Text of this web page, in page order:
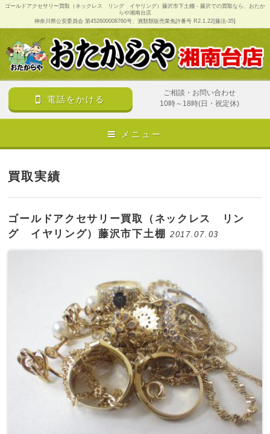
ゴールドアクセサリー買取（ネックレス リング イヤリング）藤沢市下土棚 - 藤沢での買取なら、おたか
らや湘南台店
神奈川県公安委員会 第452600008760号、酒類類販売業免許番号 R2.1.22[藤法-35]
電話をかける
ご相談・お問い合わせ
10時～18時(日・祝定休)
メニュー
買取実績
ゴールドアクセサリー買取（ネックレス リン
グ イヤリング）藤沢市下土棚
2017.07.03